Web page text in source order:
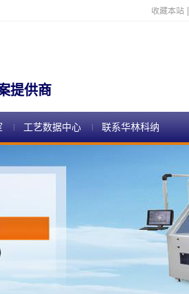
收藏本站
提供商
工艺数据中心 联系华林科纳